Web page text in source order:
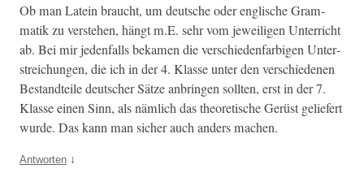
Ob man Latein braucht, um deutsche oder englis­che Gram­
matik zu ver­ste­hen, hängt m.E. sehr vom jew­eili­gen Unter­richt
ab. Bei mir jeden­falls beka­men die ver­schieden­far­bigen Unter­
stre­ichun­gen, die ich in der 4. Klasse unter den ver­schiede­nen
Bestandteile deutsch­er Sätze anbrin­gen soll­ten, erst in der 7.
Klasse einen Sinn, als näm­lich das the­o­retis­che Gerüst geliefert
wurde. Das kann man sich­er auch anders machen.
Antworten ↓